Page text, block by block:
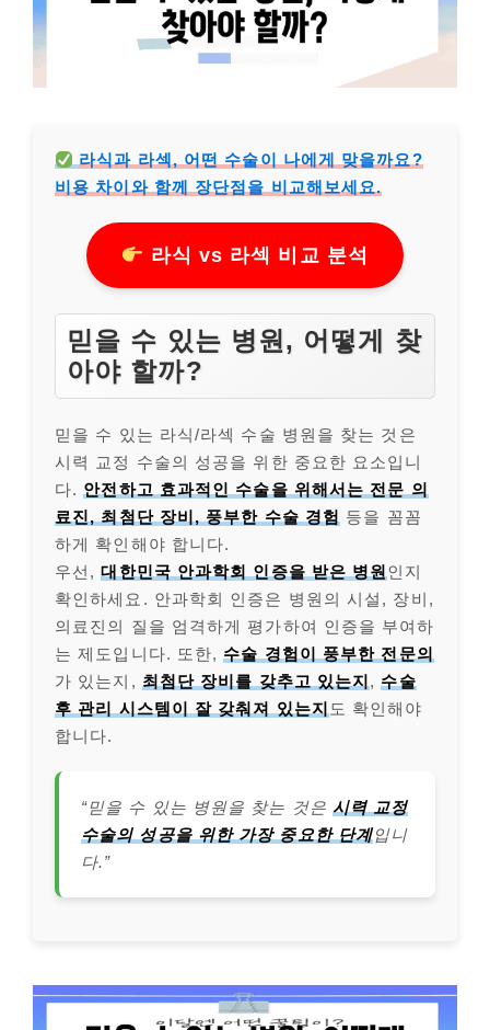
라식과 라섹, 어떤 수술이 나에게 맞을까요?
비용 차이와 함께 장단점을 비교해보세요.
라식 vs 라섹 비교 분석
믿을 수 있는 병원, 어떻게 찾
아야 할까?
믿을 수 있는 라식/라섹 수술 병원을 찾는 것은
시력 교정 수술의 성공을 위한 중요한 요소입니
다. 안전하고 효과적인 수술을 위해서는 전문 의
료진, 최첨단 장비, 풍부한 수술 경험 등을 꼼꼼
하게 확인해야 합니다.
우선,대한민국 안과학회 인증을 받은 병원 인지
확인하세요. 안과학회 인증은 병원의 시설, 장비,
의료진의 질을 엄격하게 평가하여 인증을 부여하
는 제도입니다. 또한, 수술 경험이 풍부한 전문의
가 있는지, 최첨단 장비를 갖추고 있는지 , 수술
후 관리 시스템이 잘 갖춰져 있는지 도 확인해야
합니다.
“믿을 수 있는 병원을 찾는 것은 시력 교정
수술의 성공을 위한 가장 중요한 단계입니
다.”